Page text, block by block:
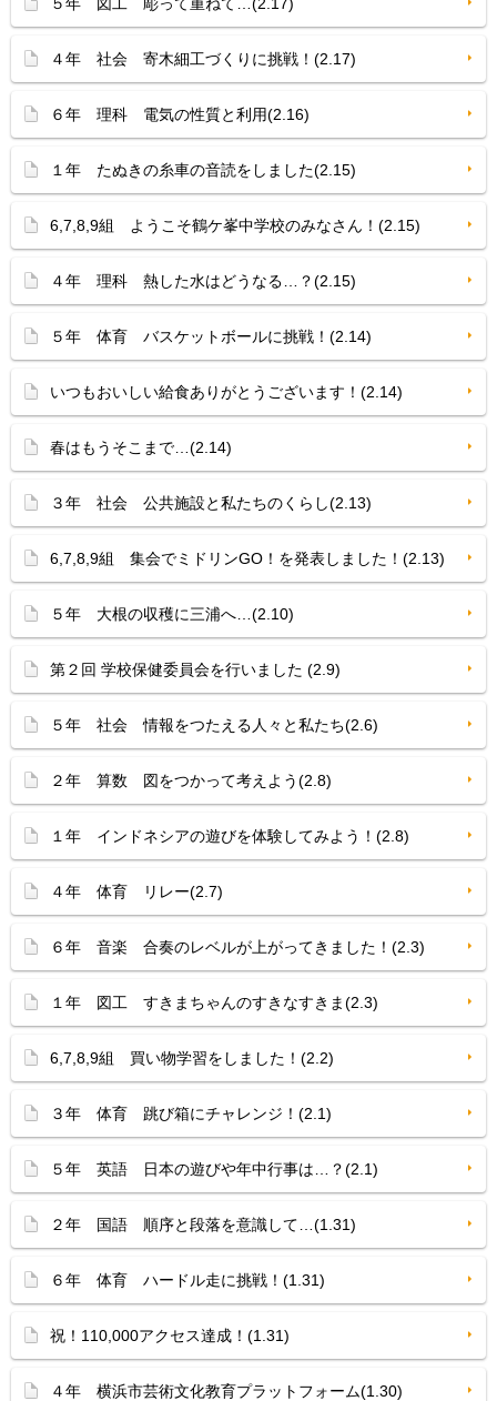
４年 社会 寄木細工づくりに挑戦！(2.17)
６年 理科 電気の性質と利用(2.16)
１年 たぬきの糸車の音読をしました(2.15)
6,7,8,9組 ようこそ鶴ケ峯中学校のみなさん！(2.15)
４年 理科 熱した水はどうなる…？(2.15)
５年 体育 バスケットボールに挑戦！(2.14)
いつもおいしい給食ありがとうございます！(2.14)
春はもうそこまで…(2.14)
３年 社会 公共施設と私たちのくらし(2.13)
6,7,8,9組 集会でミドリンGO！を発表しました！(2.13)
５年 大根の収穫に三浦へ…(2.10)
第２回 学校保健委員会を行いました (2.9)
５年 社会 情報をつたえる人々と私たち(2.6)
２年 算数 図をつかって考えよう(2.8)
１年 インドネシアの遊びを体験してみよう！(2.8)
４年 体育 リレー(2.7)
６年 音楽 合奏のレベルが上がってきました！(2.3)
１年 図工 すきまちゃんのすきなすきま(2.3)
6,7,8,9組 買い物学習をしました！(2.2)
３年 体育 跳び箱にチャレンジ！(2.1)
５年 英語 日本の遊びや年中行事は…？(2.1)
２年 国語 順序と段落を意識して…(1.31)
６年 体育 ハードル走に挑戦！(1.31)
祝！110,000アクセス達成！(1.31)
４年 横浜市芸術文化教育プラットフォーム(1.30)